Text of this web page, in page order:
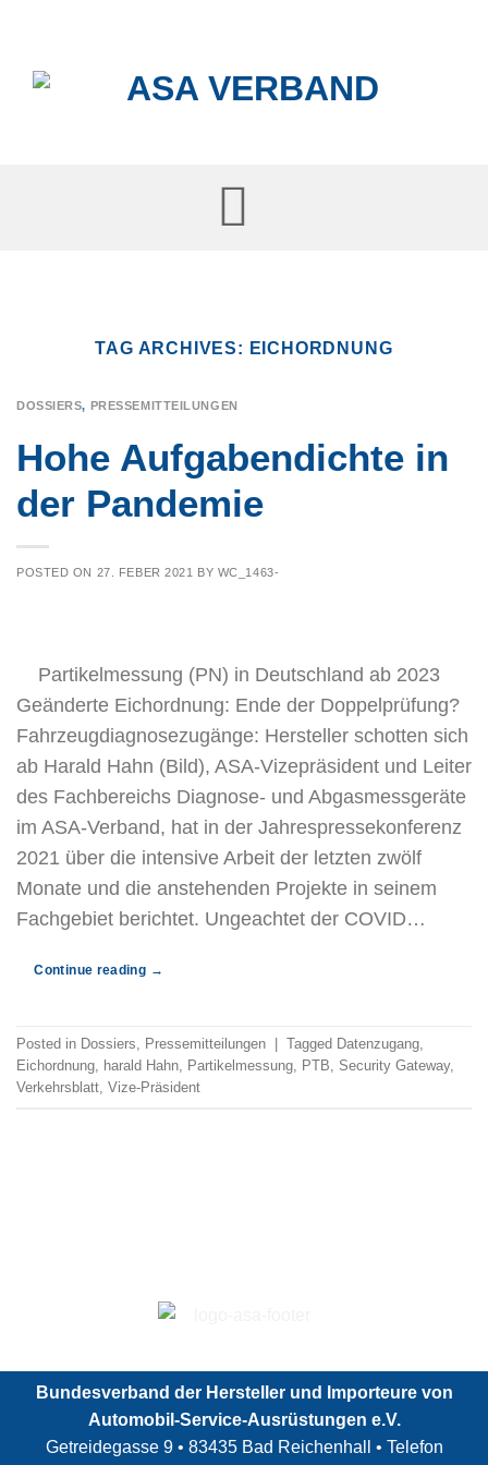
content
TAG ARCHIVES: EICHORDNUNG
DOSSIERS, PRESSEMITTEILUNGEN
Hohe Aufgabendichte in
der Pandemie
POSTED ON 27. FEBER 2021 BY WC_1463-
Partikelmessung (PN) in Deutschland ab 2023
Geänderte Eichordnung: Ende der Doppelprüfung?
Fahrzeugdiagnosezugänge: Hersteller schotten sich
ab Harald Hahn (Bild), ASA-Vizepräsident und Leiter
des Fachbereichs Diagnose- und Abgasmessgeräte
im ASA-Verband, hat in der Jahrespressekonferenz
2021 über die intensive Arbeit der letzten zwölf
Monate und die anstehenden Projekte in seinem
Fachgebiet berichtet. Ungeachtet der COVID…
Continue reading →
Posted in Dossiers, Pressemitteilungen Tagged Datenzugang,
Eichordnung, harald Hahn, Partikelmessung, PTB, Security Gateway,
Verkehrsblatt, Vize-Präsident
Bundesverband der Hersteller und Importeure von
Automobil-Service-Ausrüstungen e.V.
Getreidegasse 9 • 83435 Bad Reichenhall • Telefon